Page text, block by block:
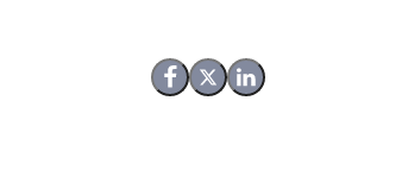
Del på Facebook
Del på X (Twitter)
Del på LinkedIn